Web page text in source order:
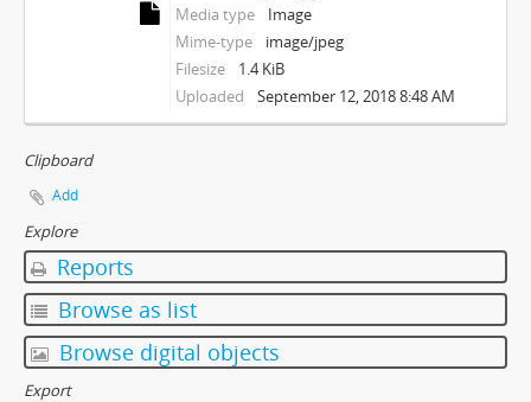
Media type
Image
Mime-type
image/jpeg
Filesize
1.4 KiB
Uploaded
September 12, 2018 8:48 AM
Clipboard
Add
Explore
Reports
Browse as list
Browse digital objects
Export